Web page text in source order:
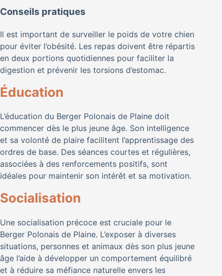
Conseils pratiques
Il est important de surveiller le poids de votre chien
pour éviter l’obésité. Les repas doivent être répartis
en deux portions quotidiennes pour faciliter la
digestion et prévenir les torsions d’estomac.
Éducation
L’éducation du Berger Polonais de Plaine doit
commencer dès le plus jeune âge. Son intelligence
et sa volonté de plaire facilitent l’apprentissage des
ordres de base. Des séances courtes et régulières,
associées à des renforcements positifs, sont
idéales pour maintenir son intérêt et sa motivation.
Socialisation
Une socialisation précoce est cruciale pour le
Berger Polonais de Plaine. L’exposer à diverses
situations, personnes et animaux dès son plus jeune
âge l’aide à développer un comportement équilibré
et à réduire sa méfiance naturelle envers les